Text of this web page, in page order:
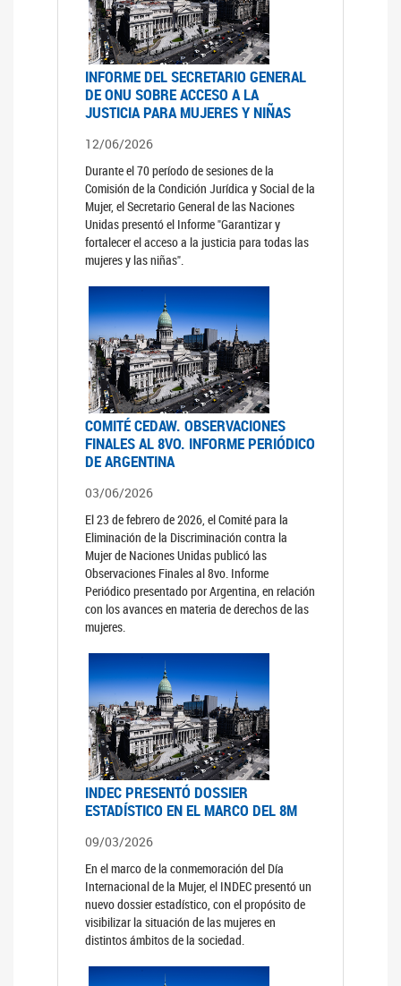
INFORME DEL SECRETARIO GENERAL
DE ONU SOBRE ACCESO A LA
JUSTICIA PARA MUJERES Y NIÑAS
12/06/2026
Durante el 70 período de sesiones de la
Comisión de la Condición Jurídica y Social de la
Mujer, el Secretario General de las Naciones
Unidas presentó el Informe "Garantizar y
fortalecer el acceso a la justicia para todas las
mujeres y las niñas".
COMITÉ CEDAW. OBSERVACIONES
FINALES AL 8VO. INFORME PERIÓDICO
DE ARGENTINA
03/06/2026
El 23 de febrero de 2026, el Comité para la
Eliminación de la Discriminación contra la
Mujer de Naciones Unidas publicó las
Observaciones Finales al 8vo. Informe
Periódico presentado por Argentina, en relación
con los avances en materia de derechos de las
mujeres.
INDEC PRESENTÓ DOSSIER
ESTADÍSTICO EN EL MARCO DEL 8M
09/03/2026
En el marco de la conmemoración del Día
Internacional de la Mujer, el INDEC presentó un
nuevo dossier estadístico, con el propósito de
visibilizar la situación de las mujeres en
distintos ámbitos de la sociedad.